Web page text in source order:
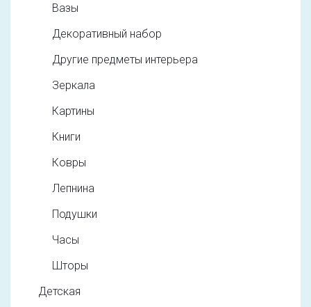
Вазы
Декоративный набор
Другие предметы интерьера
Зеркала
Картины
Книги
Ковры
Лепнина
Подушки
Часы
Шторы
Детская